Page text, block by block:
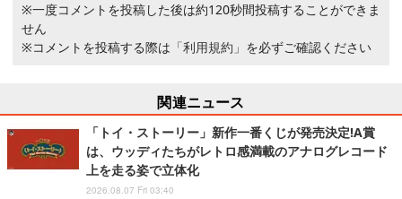
※一度コメントを投稿した後は約120秒間投稿することができま
せん
※コメントを投稿する際は 「利用規約」 を必ずご確認ください
関連ニュース
「トイ・ストーリー」新作一番くじが発売決定!A賞
は、ウッディたちがレトロ感満載のアナログレコード
上を走る姿で立体化
2026.08.07 Fri 03:40